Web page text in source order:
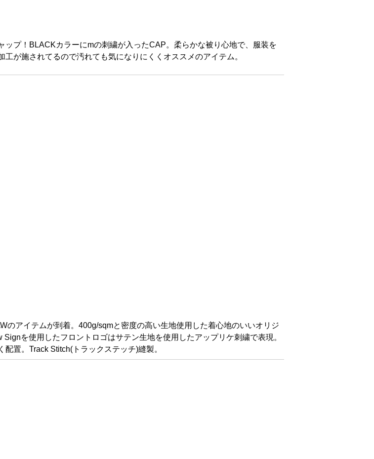
プ！BLACKカラーにmの刺繍が入ったCAP。柔らかな被り心地で、服装を
が施されてるので汚れても気になりにくくオススメのアイテム。
のアイテムが到着。400g/sqmと密度の高い生地使用した着心地のいいオリジ
を使用したフロントロゴはサテン生地を使用したアップリケ刺繍で表現。
置。Track Stitch(トラックステッチ)縫製。